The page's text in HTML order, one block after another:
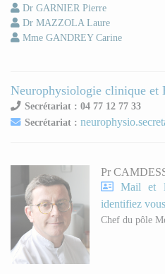
Dr GARNIER Pierre
Dr MAZZOLA Laure
Mme GANDREY Carine
Neurophysiologie clinique et
Secrétariat : 04 77 12 77 33
Secrétariat :
Pr
Mail et
identifiez
Chef du pôle